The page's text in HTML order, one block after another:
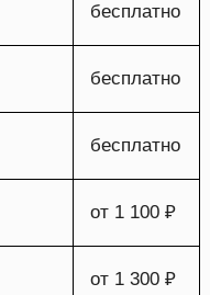
бесплатно
бесплатно
бесплатно
от 1 100 ₽
от 1 300 ₽